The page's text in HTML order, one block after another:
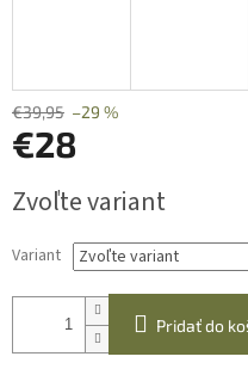
€39,95 –29 %
€28
cena:
Zvoľte variant
Variant
Pridať do